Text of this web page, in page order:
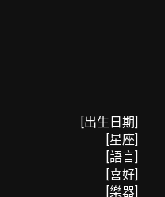
[出生日期]
[星座]
[語言]
[喜好]
[樂器]